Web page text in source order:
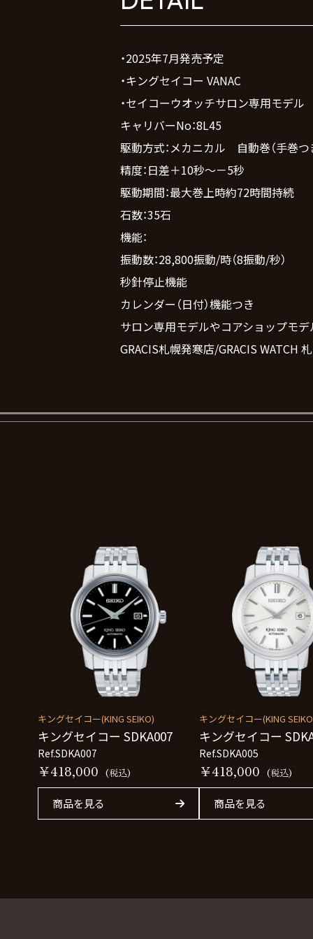
・2025年7月発売予定
・キングセイコー VANAC
・セイコーウオッチサロン専用モデル
キャリバーNo：8L45
駆動方式：メカニカル 自動巻（手巻つ
精度：日差＋10秒～－5秒
駆動期間：最大巻上時約72時間持続
石数：35石
機能：
振動数：28,800振動/時（8振動/秒）
秒針停止機能
カレンダー（日付）機能つき
サロン専用モデルやコアショップモ
GRACIS札幌発寒店/GRACIS WATCH
キングセイコー(KING SEIKO)
キングセイコー SDKA007
Ref.SDKA007
￥418,000 (税込)
商品を見る
キングセイコー(KING
キングセイコー
Ref.SDKA005
￥418,000 (税込)
商品を見る